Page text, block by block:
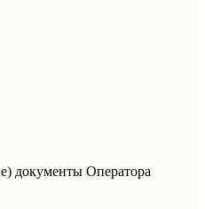
документы Оператора